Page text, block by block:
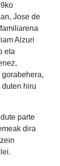
Jose de
Alzuri
eta
hiru
parte
dira